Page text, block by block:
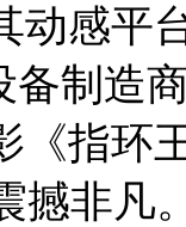
动感平
备制造
《指环
撼非凡